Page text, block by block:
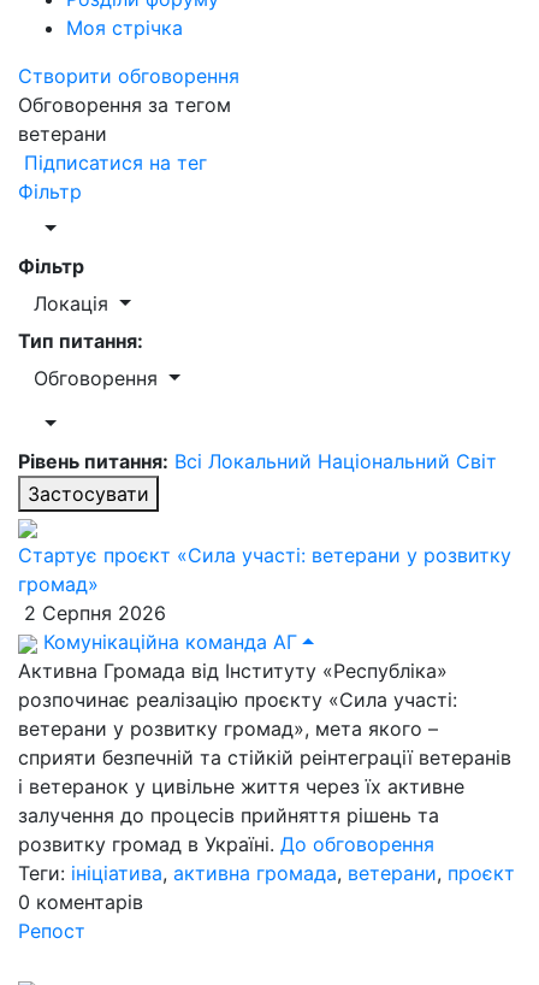
Моя стрічка
Створити обговорення
Обговорення за тегом
ветерани
Підписатися на тег
Фільтр
Фільтр
Локація
Тип питання:
Обговорення
Рівень питання: Всі Локальний Національний Світ
Застосувати
Стартує проєкт «Сила участі: ветерани у розвитку
громад»
2 Серпня 2026
Комунікаційна команда АГ
Активна Громада від Інституту «Республіка»
розпочинає реалізацію проєкту «Сила участі:
ветерани у розвитку громад», мета якого –
сприяти безпечній та стійкій реінтеграції ветеранів
і ветеранок у цивільне життя через їх активне
залучення до процесів прийняття рішень та
розвитку громад в Україні. До обговорення
Теги: ініціатива, активна громада, ветерани, проєкт
0 коментарів
Репост